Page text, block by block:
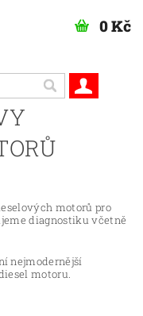
0 Kč
motorů pro
diagnostiku včetně
nejmodernější
motoru.